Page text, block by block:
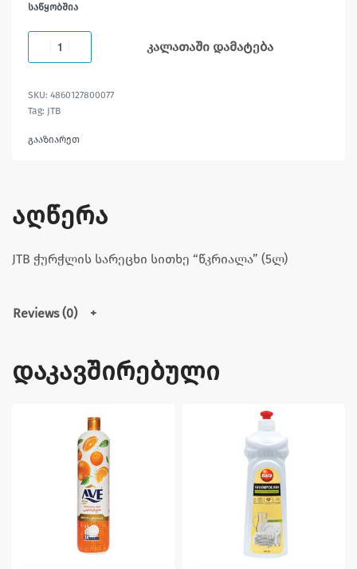
ᲡᲐᲬᲧᲝᲑᲨᲘᲐ
კალათაში დამატება
4860127800077
Tag: JTB
გააზიარეთ
აღწერა
JTB ჭურჭლის სარეცხი სითხე “წკრიალა” (5ლ)
Reviews (0)
დაკავშირებული